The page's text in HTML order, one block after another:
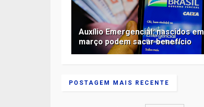
Auxílio Emergencial: nascidos em
março podem sacar benefício
POSTAGEM MAIS RECENTE